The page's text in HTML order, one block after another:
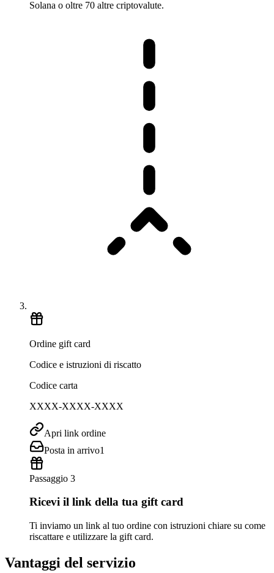
Solana o oltre 70 altre criptovalute.
Ordine gift card
Codice e istruzioni di riscatto
Codice carta
XXXX-XXXX-XXXX
Apri link ordine
Posta in arrivo1
Passaggio 3
Ricevi il link della tua gift card
Ti inviamo un link al tuo ordine con istruzioni chiare su come
riscattare e utilizzare la gift card.
Vantaggi del servizio